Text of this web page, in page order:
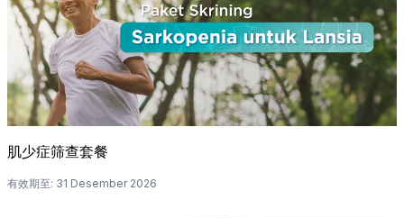
肌少症筛查套餐
有效期至: 31 Desember 2026